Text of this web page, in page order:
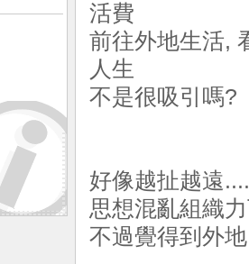
活費
前往外地生活,
人生
不是很吸引嗎?
好像越扯越遠
思想混亂組織
不過覺得到外